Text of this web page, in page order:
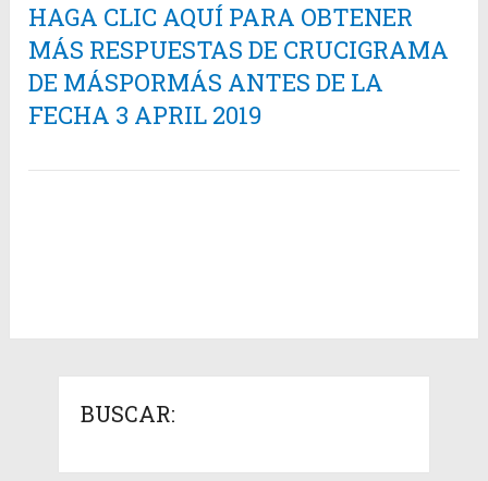
HAGA CLIC AQUÍ PARA OBTENER
MÁS RESPUESTAS DE CRUCIGRAMA
DE MÁSPORMÁS ANTES DE LA
FECHA 3 APRIL 2019
BUSCAR: